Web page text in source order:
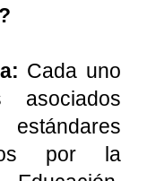
Cada uno
asociados
por la